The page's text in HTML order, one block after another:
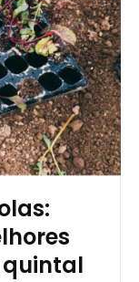
quintal